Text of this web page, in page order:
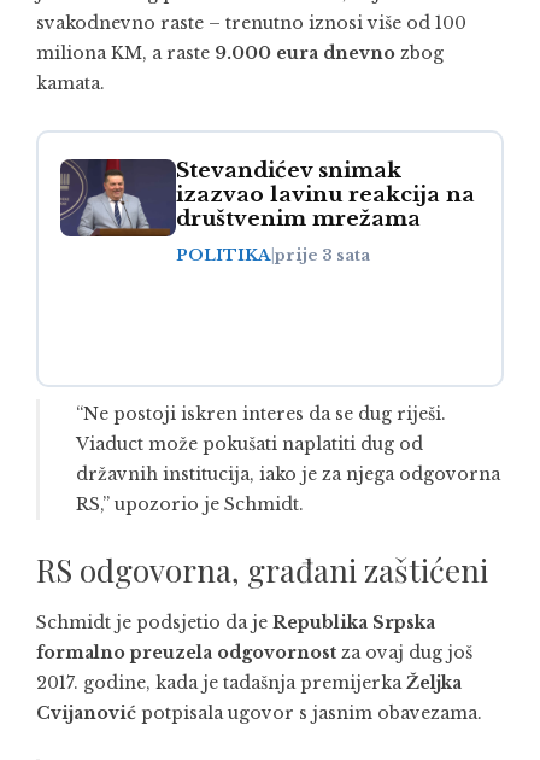
svakodnevno raste – trenutno iznosi više od 100
miliona KM, a raste 9.000 eura dnevno zbog
kamata.
Stevandićev snimak
izazvao lavinu reakcija na
društvenim mrežama
POLITIKAprije 3 sata
“Ne postoji iskren interes da se dug riješi.
Viaduct može pokušati naplatiti dug od
državnih institucija, iako je za njega odgovorna
RS,” upozorio je Schmidt.
RS odgovorna, građani zaštićeni
Schmidt je podsjetio da je Republika Srpska
formalno preuzela odgovornost za ovaj dug još
2017. godine, kada je tadašnja premijerka Željka
Cvijanović potpisala ugovor s jasnim obavezama.